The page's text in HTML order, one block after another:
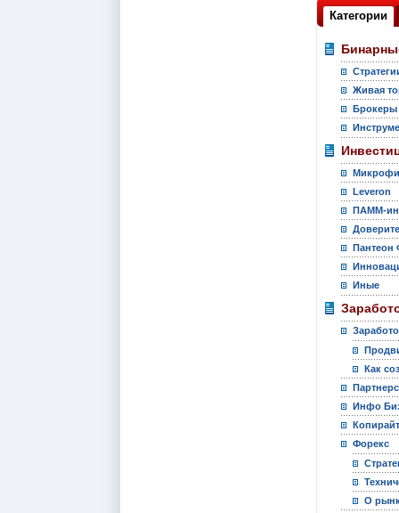
Категории
Живая
Брокеры
Leveron
ПАММ-
Пантеон
Иные
Как
Инфо
Форекс
О